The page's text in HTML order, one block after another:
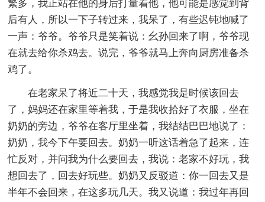
繁多，我正站在他的身后打量着他，他可能是感觉到背
后有人，所以一下子转过来，我呆了，有些迟钝地喊了
一声：爷爷。爷爷只是笑着说：幺孙回来了啊，爷爷现
在就去给你杀鸡去。说完，爷爷就马上奔向厨房准备杀
鸡了。
在老家呆了将近二十天，我感觉我是时候该回去
了，妈妈还在家里等着我，于是我收拾好了衣服，坐在
奶奶的旁边，爷爷在客厅里坐着，我结结巴巴地说了：
奶奶，我今下午要回去。奶奶一听这话着急了起来，连
忙反对，并问我为什么要回去，我说：老家不好玩，我
想回去了，回去好玩些。奶奶又反驳道：你一回去又是
半年不会回来，在这多玩几天。我又说道：我过年再回